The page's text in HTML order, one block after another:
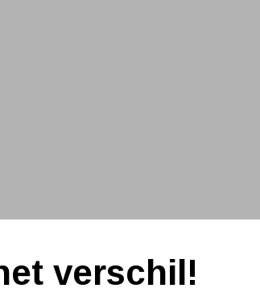
verschil!